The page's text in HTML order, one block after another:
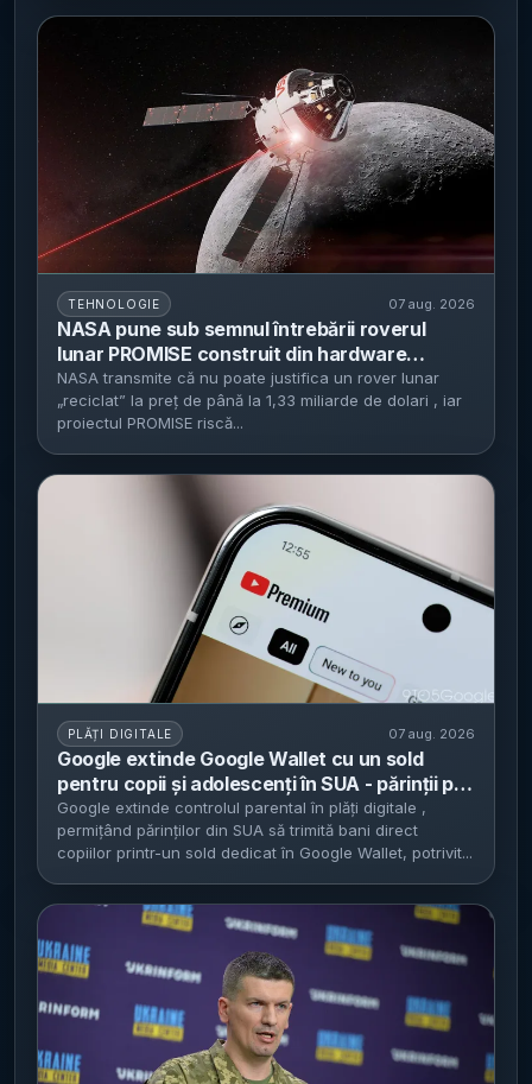
TEHNOLOGIE 07 aug. 2026
NASA pune sub semnul întrebării roverul
lunar PROMISE construit din hardware
reciclat de la Curiosity și Perseverance -
estimările ajung la 723 milioane–1,33 miliarde
de dolari
NASA transmite că nu poate justifica un rover lunar
„reciclat” la preț de până la 1,33 miliarde de dolari , iar
proiectul PROMISE riscă...
PLĂȚI DIGITALE 07 aug. 2026
Google extinde Google Wallet cu un sold
pentru copii și adolescenți în SUA - părinții pot
transfera bani și seta limite prin Family Link
Google extinde controlul parental în plăți digitale ,
permițând părinților din SUA să trimită bani direct
copiilor printr-un sold dedicat în Google Wallet, potrivit...